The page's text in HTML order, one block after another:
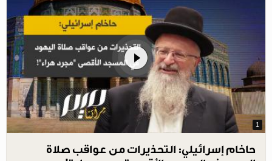
1
حاخام إسرائيلي: التحذيرات من عواقب صلاة